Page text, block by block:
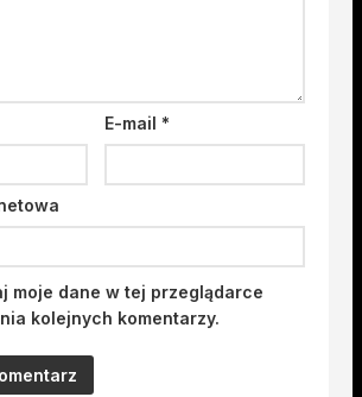
E-mail*
moje dane w tej przeglądarce
kolejnych komentarzy.